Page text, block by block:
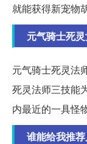
就能获得新宠物
元气骑士死
元气骑士死灵法
死灵法师三技能
内最近的一具怪
谁能给我推